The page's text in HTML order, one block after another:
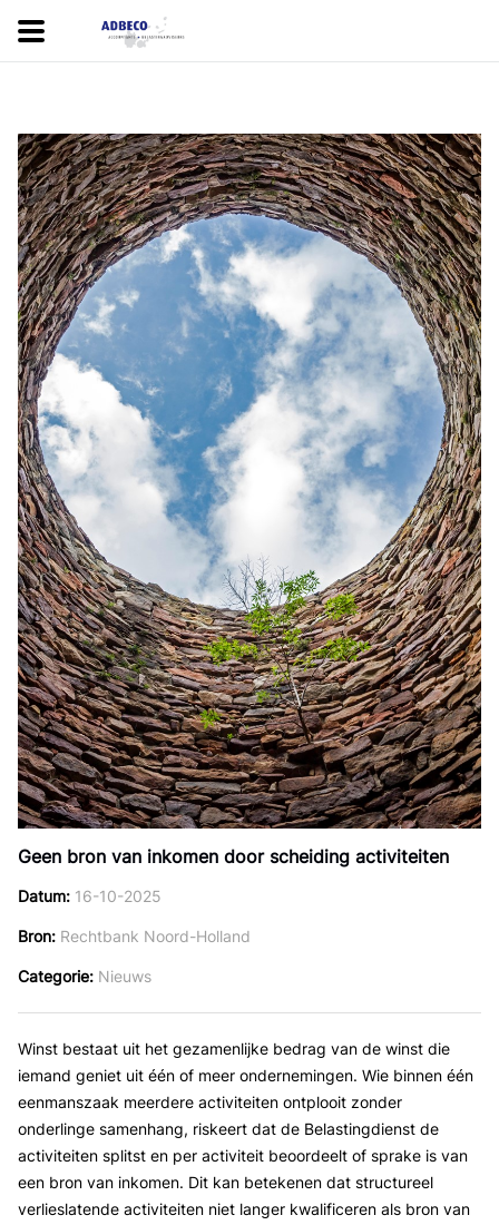
Geen bron van inkomen door scheiding activiteiten
Datum 16-10-2025
Bron Rechtbank Noord-Holland
Categorie Nieuws
Winst bestaat uit het gezamenlijke bedrag van de winst die
iemand geniet uit één of meer ondernemingen. Wie binnen één
eenmanszaak meerdere activiteiten ontplooit zonder
onderlinge samenhang, riskeert dat de Belastingdienst de
activiteiten splitst en per activiteit beoordeelt of sprake is van
een bron van inkomen. Dit kan betekenen dat structureel
verlieslatende activiteiten niet langer kwalificeren als bron van